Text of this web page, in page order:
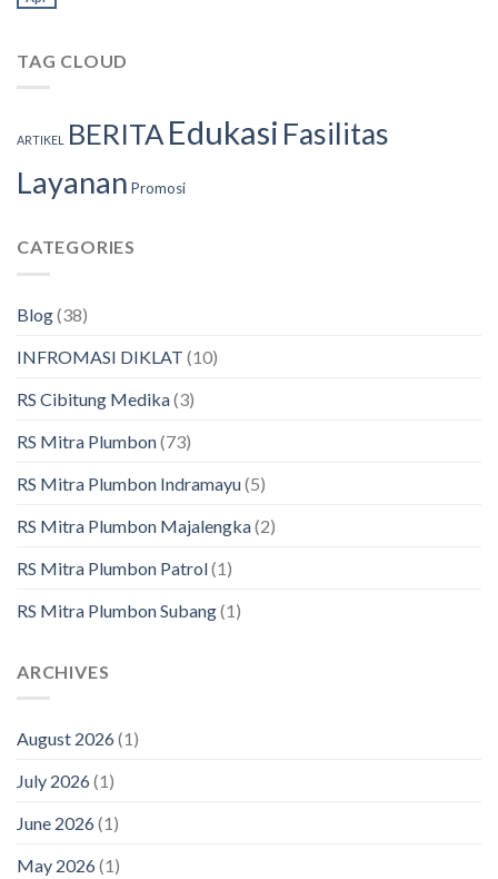
TAG CLOUD
ARTIKEL BERITA Edukasi Fasilitas
Layanan Promosi
CATEGORIES
Blog(38)
INFROMASI DIKLAT (10)
RS Cibitung Medika(3)
RS Mitra Plumbon(73)
RS Mitra Plumbon Indramayu(5)
RS Mitra Plumbon Majalengka(2)
RS Mitra Plumbon Patrol(1)
RS Mitra Plumbon Subang(1)
ARCHIVES
August 2026(1)
July 2026(1)
June 2026(1)
May 2026(1)